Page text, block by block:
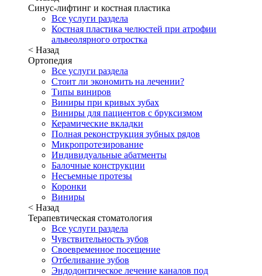
Синус-лифтинг и костная пластика
Все услуги раздела
Костная пластика челюстей при атрофии
альвеолярного отростка
< Назад
Ортопедия
Все услуги раздела
Стоит ли экономить на лечении?
Типы виниров
Виниры при кривых зубах
Виниры для пациентов с бруксизмом
Керамические вкладки
Полная реконструкция зубных рядов
Микропротезирование
Индивидуальные абатменты
Балочные конструкции
Несъемные протезы
Коронки
Виниры
< Назад
Терапевтическая стоматология
Все услуги раздела
Чувствительность зубов
Своевременное посещение
Отбеливание зубов
Эндодонтическое лечение каналов под